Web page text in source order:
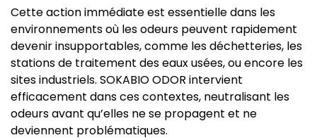
Cette action immédiate est essentielle dans les
environnements où les odeurs peuvent rapidement
devenir insupportables, comme les déchetteries, les
stations de traitement des eaux usées, ou encore les
sites industriels. SOKABIO ODOR intervient
efficacement dans ces contextes, neutralisant les
odeurs avant qu’elles ne se propagent et ne
deviennent problématiques.